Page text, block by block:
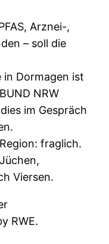
Arznei-,
– soll die
Dormagen ist
NRW
im Gespräch
fraglich.
Viersen.
RWE.